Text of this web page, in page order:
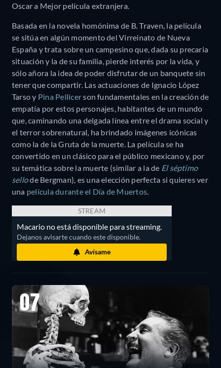
Oscar a Mejor película extranjera.
Basada en la novela homónima de B. Traven, la película
se sitúa en algún momento del Virreinato de Nueva
España y trata sobre un campesino que, dada su precaria
situación y la de su familia, pierde interés por la vida, y
sólo añora la idea de poder disfrutar de un banquete sin
tener que compartir. Las actuaciones de Ignacio López
Tarso y Pina Pellicerson fundamentales en la creación de
empatía por estos personajes, habitantes de un mundo
que, caminando una delgada línea entre el drama social y
el terror sobrenatural, ha brindado imágenes icónicas
como la de la Gruta de la muerte. La película se ha
convertido en un clásico para el público mexicano y, por
su temática sobre la muerte (similar a la de El séptimo
sellode Bergman), es una elección perfecta si quieres ver
una película durante el Día de Muertos
STREAM
Macario no está disponible para streaming.
Dejanos avisarte cuando este disponible.
Avísame
07